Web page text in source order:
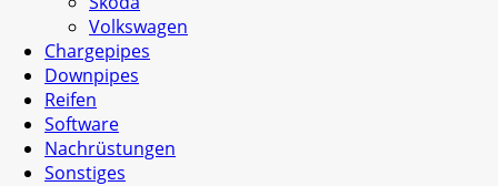
Volkswagen
Chargepipes
Downpipes
Reifen
Software
Nachrüstungen
Sonstiges